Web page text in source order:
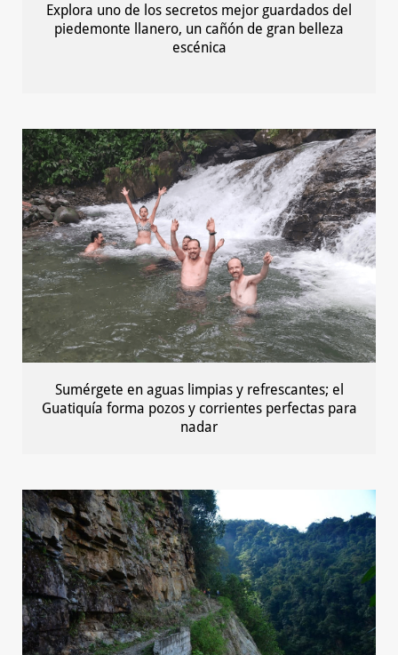
Explora uno de los secretos mejor guardados del
piedemonte llanero, un cañón de gran belleza
escénica
Sumérgete en aguas limpias y refrescantes; el
Guatiquía forma pozos y corrientes perfectas para
nadar